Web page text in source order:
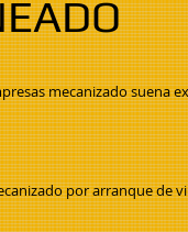
mecanizado suena
por arranque de